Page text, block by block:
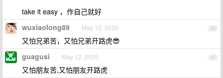
take it easy ，作自己就好
96
wuxiaolong89 May 12, 2025
又怕兄弟苦，又怕兄弟开路虎😎
97
guagusi May 12, 2025
又怕朋友苦,又怕朋友开路虎